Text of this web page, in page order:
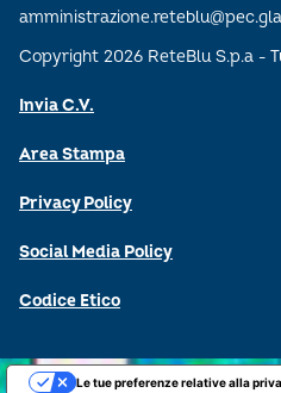
Copyright 2026 ReteBlu S.p.a -
Invia C.V.
Area Stampa
Privacy Policy
Social Media Policy
Codice Etico
Le tue preferenze relative alla